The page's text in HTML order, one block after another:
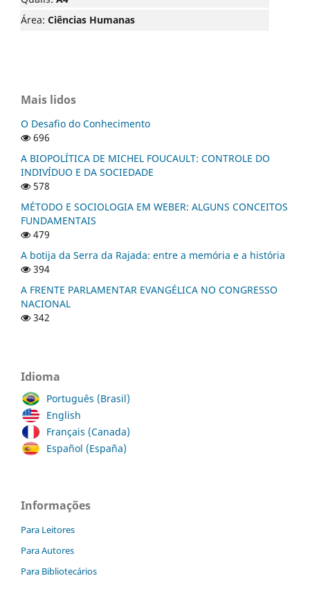
Área: Ciências Humanas
Mais lidos
O Desafio do Conhecimento
696
A BIOPOLÍTICA DE MICHEL FOUCAULT: CONTROLE DO
INDIVÍDUO E DA SOCIEDADE
578
MÉTODO E SOCIOLOGIA EM WEBER: ALGUNS CONCEITOS
FUNDAMENTAIS
479
A botija da Serra da Rajada: entre a memória e a história
394
A FRENTE PARLAMENTAR EVANGÉLICA NO CONGRESSO
NACIONAL
342
Idioma
Português (Brasil)
English
Français (Canada)
Español (España)
Informações
Para Leitores
Para Autores
Para Bibliotecários